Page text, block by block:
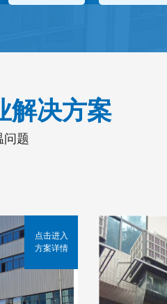
解决方案
问题
点击进入
方案详情